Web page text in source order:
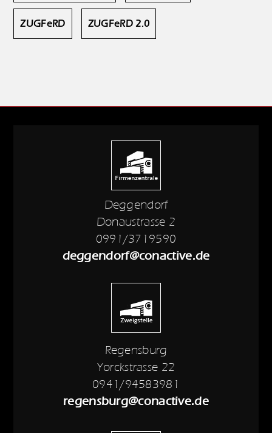
ZUGFeRD ZUGFeRD 2.0
Deggendorf
Donaustrasse 2
0991/3719590
deggendorf@conactive.de
Regensburg
Yorckstrasse 22
0941/94583981
regensburg@conactive.de